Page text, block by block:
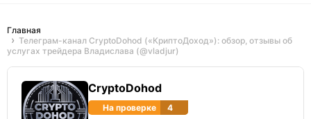
Главная
Телеграм-канал CryptoDohod («КриптоДоход»): обзор, отзывы об
услугах трейдера Владислава (@vladjur)
CryptoDohod
На проверке
4